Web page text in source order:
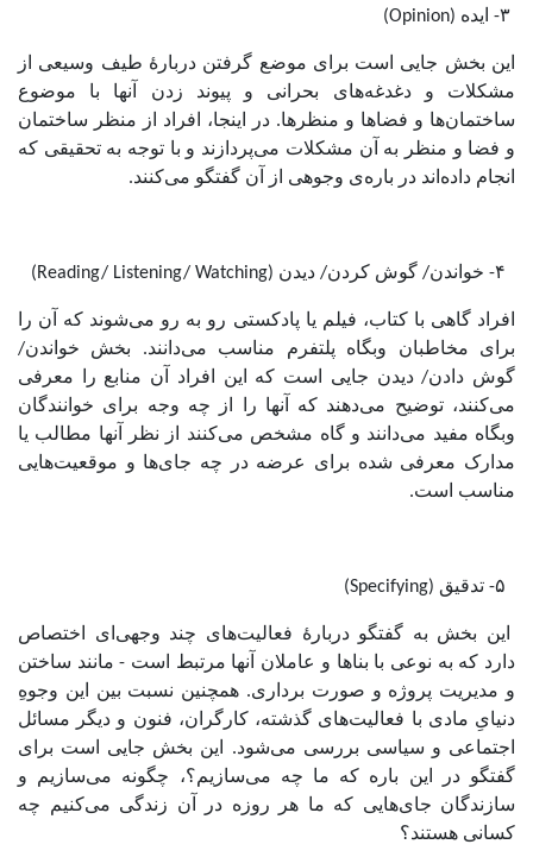
این بخش جایی است برای موضع گرفتن دربارۀ طیف وسیعی از
مشکلات و دغدغه‌های بحرانی و پیوند زدن آنها با موضوع
ساختمان‌ها و فضا‌ها و منظر‌ها. در اینجا، افراد از منظر ساختمان
و فضا و منظر به آن مشکلات می‌پردازند و با توجه به تحقیقی که
انجام داده‌اند در باره‌ی وجوهی از آن گفتگو می‌کنند.
افراد گاهی با کتاب، فیلم یا پادکستی رو به رو می‌شوند که آن را
برای مخاطبان وبگاه پلتفرم مناسب می‌دانند. بخش خواندن/
گوش دادن/ دیدن جایی است که این افراد آن منابع را معرفی
می‌کنند، توضیح می‌دهند که آنها را از چه وجه برای خوانندگان
وبگاه مفید می‌دانند و گاه مشخص می‌کنند از نظر آنها مطالب یا
مدارک معرفی شده برای عرضه در چه جای‌ها و موقعیت‌هایی
مناسب است.
این بخش به گفتگو دربارۀ فعالیت‌های چند وجهی‌ای اختصاص
دارد که به نوعی با بناها و عاملان آنها مرتبط است - مانند ساختن
و مدیریت پروژه و صورت برداری. همچنین نسبت بین این وجوهِ
دنیایِ مادی با فعالیت‌های گذشته، کارگران، فنون و دیگر مسائل
اجتماعی و سیاسی بررسی می‌شود. این بخش جایی است برای
گفتگو در این باره که ما چه می‌سازیم؟، چگونه می‌سازیم و
سازندگان جای‌هایی که ما هر روزه در آن زندگی می‌کنیم چه
کسانی هستند؟